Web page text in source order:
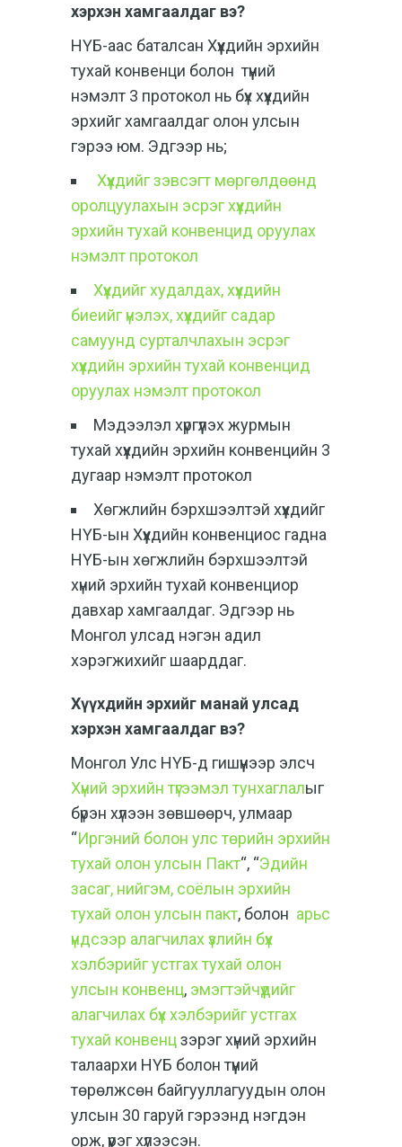
хэрхэн хамгаалдаг вэ?
НҮБ-аас баталсан Хүүхдийн эрхийн
тухай конвенци болон түүний
нэмэлт 3 протокол нь бүх хүүхдийн
эрхийг хамгаалдаг олон улсын
гэрээ юм. Эдгээр нь;
Хүүхдийг зэвсэгт мөргөлдөөнд
оролцуулахын эсрэг хүүхдийн
эрхийн тухай конвенцид оруулах
нэмэлт протокол
Хүүхдийг худалдах, хүүхдийн
биеийг үнэлэх, хүүхдийг садар
самуунд сурталчлахын эсрэг
хүүхдийн эрхийн тухай конвенцид
оруулах нэмэлт протокол
Мэдээлэл хүргүүлэх журмын
тухай хүүхдийн эрхийн конвенцийн 3
дугаар нэмэлт протокол
Хөгжлийн бэрхшээлтэй хүүхдийг
НҮБ-ын Хүүхдийн конвенциос гадна
НҮБ-ын хөгжлийн бэрхшээлтэй
хүний эрхийн тухай конвенциор
давхар хамгаалдаг. Эдгээр нь
Монгол улсад нэгэн адил
хэрэгжихийг шаарддаг.
Хүүхдийн эрхийг манай улсад
хэрхэн хамгаалдаг вэ?
Монгол Улс НҮБ-д гишүүнээр элсч
Хүний эрхийн түгээмэл тунхаглалыг
бүрэн хүлээн зөвшөөрч, улмаар
“Иргэний болон улс төрийн эрхийн
тухай олон улсын Пакт“, “Эдийн
засаг, нийгэм, соёлын эрхийн
тухай олон улсын пакт, болон арьс
үндсээр алагчилах үзлийн бүх
хэлбэрийг устгах тухай олон
улсын конвенц, эмэгтэйчүүдийг
алагчилах бүх хэлбэрийг устгах
тухай конвенцзэрэгхүний эрхийн
талаархи НҮБ болон түүний
төрөлжсөн байгууллагуудын олон
улсын 30 гаруй гэрээнд нэгдэн
орж, үүрэг хүлээсэн.